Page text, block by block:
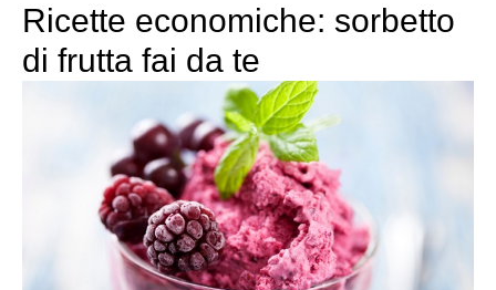
Ricette economiche: sorbetto
di frutta fai da te